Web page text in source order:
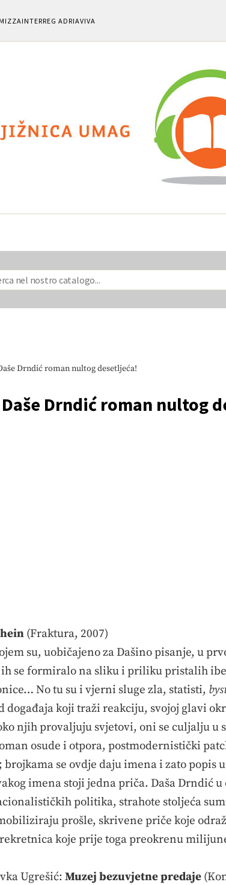
INTERREG ADRIAVIVA
Drndić roman nultog desetljeća!
Drndić roman nultog
(Fraktura, 2007)
su, uobičajeno za Dašino pisanje, u
se formiralo na sliku i priliku pristalih
No tu su i vjerni sluge zla, statisti,
događaja koji traži reakciju, svojoj glavi
njih provaljuju svjetovi, oni se culjalju
osude i otpora, postmodernistički
se ovdje daju imena i zato
imena stoji jedna priča. Daša Drndić
politika, strahote stoljeća
prošle, skrivene priče koje
koje prije toga preokrenu
Ugrešić: Muzej bezuvjetne predaje